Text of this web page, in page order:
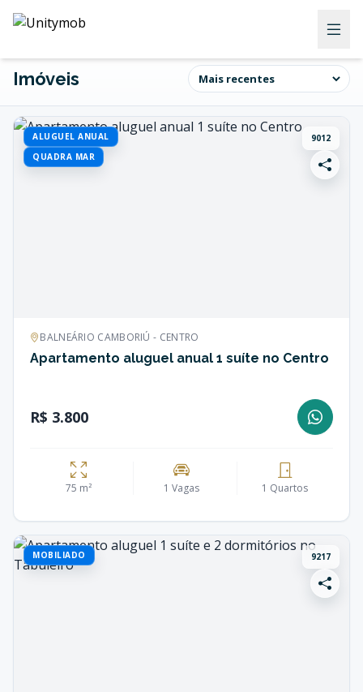
Imóveis
ALUGUEL ANUAL
QUADRA MAR
9012
BALNEÁRIO CAMBORIÚ - CENTRO
Apartamento aluguel anual 1 suíte no Centro
R$ 3.800
75 m² 1 Vagas 1 Quartos
MOBILIADO 9217